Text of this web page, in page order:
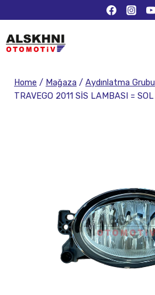
Home / Mağaza / Aydınlatma Grubu
TRAVEGO 2011 SİS LAMBASI = SOL